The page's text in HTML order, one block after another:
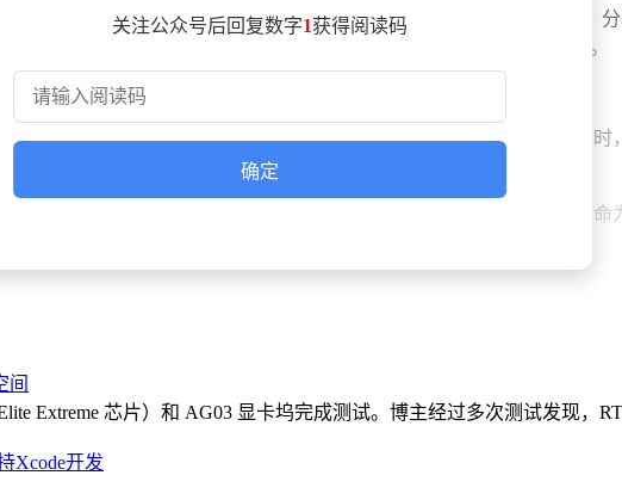
员感知系统，通过每秒60帧的红外摄像头监测，能精准识别微睡眠、
的事故占比达30%，这项技术将安全防护从被动应对转向主动预防。
"已在全国配备2000台车载急救设备，将车辆转化为移动急救站。同
化为社会公共产品，重新定义了豪华品牌的价值边界。
河。当行业陷入参数竞赛与短期博弈时，这家北欧车企选择以敬畏生
力、技术积累与价值坚守的共振效应。
关注公众号后回复数字1获得阅读码
确定
间
Extreme 芯片）和 AG03 显卡坞完成测试。博主经过多次测试发现，
Xcode开发